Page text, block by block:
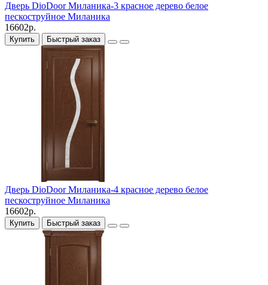
Дверь DioDoor Миланика-3 красное дерево белое
пескоструйное Миланика
16602р.
Купить Быстрый заказ
Дверь DioDoor Миланика-4 красное дерево белое
пескоструйное Миланика
16602р.
Купить Быстрый заказ